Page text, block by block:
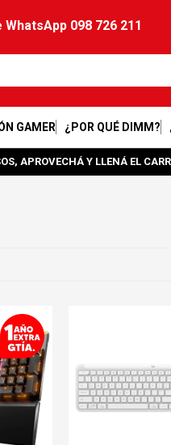
WhatsApp 098 726 211
GAMER ¿POR QUÉ DIMM?
APROVECHÁ Y LLENÁ EL